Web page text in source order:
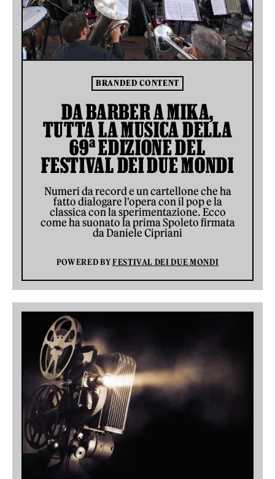
BRANDED CONTENT
DA BARBER A MIKA,
TUTTA LA MUSICA DELLA
69ª EDIZIONE DEL
FESTIVAL DEI DUE MONDI
Numeri da record e un cartellone che ha
fatto dialogare l'opera con il pop e la
classica con la sperimentazione. Ecco
come ha suonato la prima Spoleto firmata
da Daniele Cipriani
POWERED BYFESTIVAL DEI DUE MONDI